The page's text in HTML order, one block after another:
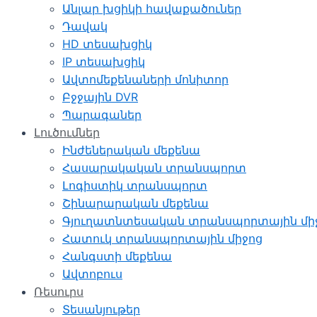
Անլար խցիկի հավաքածուներ
Դավակ
HD տեսախցիկ
IP տեսախցիկ
Ավտոմեքենաների մոնիտոր
Բջջային DVR
Պարագաներ
Լուծումներ
Ինժեներական մեքենա
Հասարակական տրանսպորտ
Լոգիստիկ տրանսպորտ
Շինարարական մեքենա
Գյուղատնտեսական տրանսպորտային
Հատուկ տրանսպորտային միջոց
Հանգստի մեքենա
Ավտոբուս
Ռեսուրս
Տեսանյութեր